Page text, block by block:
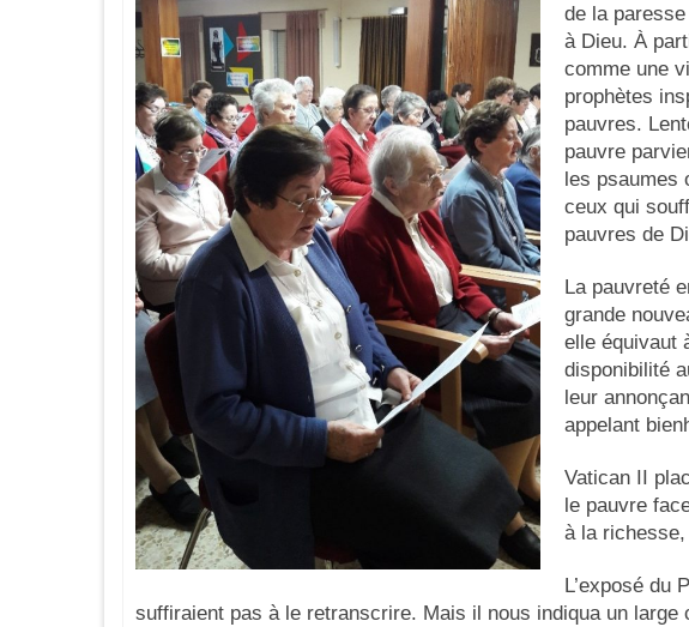
de la
à Dieu. À
comme une
prophètes
pauvres.
pauvre
les psaumes
ceux qui
pauvres de
La pauvreté
grande
elle équivaut
disponibilité
leur
appelant
Vatican II
le pauvre
à la
L’exposé du
suffiraient pas à le retranscrire. Mais il nous indiqua un